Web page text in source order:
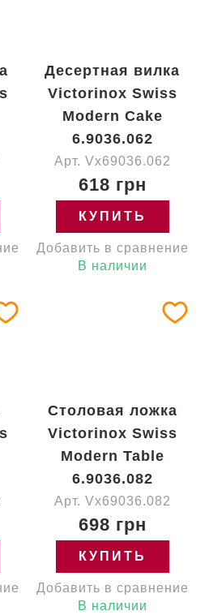
Десертная вилка
Victorinox Swiss
Modern Cake
6.9036.062
Арт. Vx69036.062
618 грн
КУПИТЬ
Добавить в сравнение
В наличии
Столовая ложка
Victorinox Swiss
Modern Table
6.9036.082
Арт. Vx69036.082
698 грн
КУПИТЬ
Добавить в сравнение
В наличии